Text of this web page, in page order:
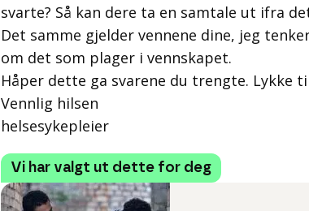
svarte? Så kan dere ta en samtale ut ifra
Det samme gjelder vennene dine, jeg
om det som plager i vennskapet.
Håper dette ga svarene du trengte. Lykke
Vennlig hilsen
helsesykepleier
Vi har valgt ut dette for deg